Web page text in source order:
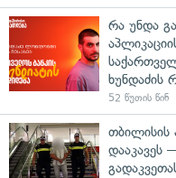
რა უნდა
ხუნდაძის
52 წუთის წინ
თბილისის
დააკავეს